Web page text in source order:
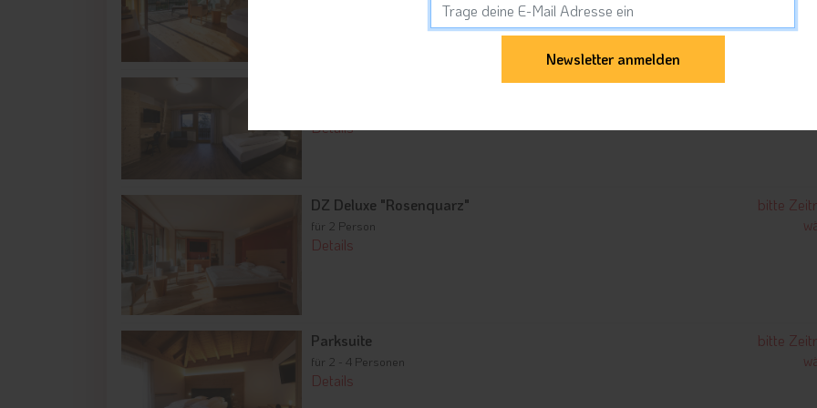
Details
DZ Deluxe "Rosenquarz"
für 2 Person
Details
bitte
Parksuite
für 2 - 4 Personen
Details
bitte